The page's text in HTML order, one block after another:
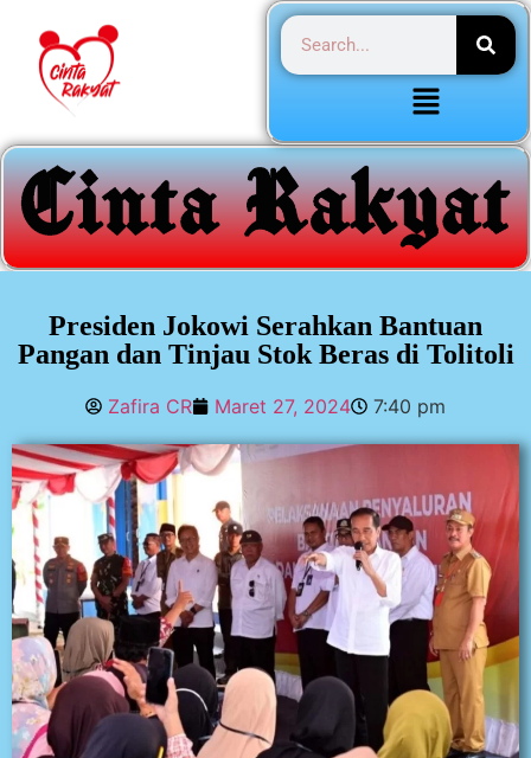
Presiden Jokowi Serahkan Bantuan
Pangan dan Tinjau Stok Beras di Tolitoli
Zafira CR Maret 27, 2024 7:40 pm